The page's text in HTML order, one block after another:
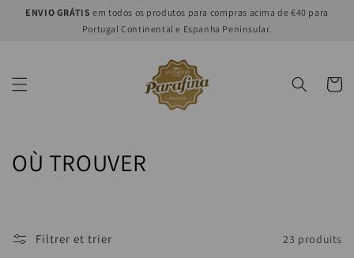
passer
ENVIO GRÁTIS em todos os produtos para compras acima de €40 para
Portugal Continental e Espanha Peninsular.
Panier
C
OÙ TROUVER
Filtrer et trier 23 produits